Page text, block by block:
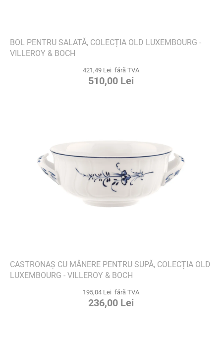
BOL PENTRU SALATĂ, COLECȚIA OLD LUXEMBOURG -
VILLEROY & BOCH
421,49 Lei fără TVA
510,00 Lei
CASTRONAȘ CU MÂNERE PENTRU SUPĂ, COLECȚIA OLD
LUXEMBOURG - VILLEROY & BOCH
195,04 Lei fără TVA
236,00 Lei